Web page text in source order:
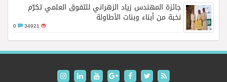
جائزة المهندس زياد الزهراني للتفوق العلمي تكرّم
نخبة من أبناء وبنات الأطاولة
34921